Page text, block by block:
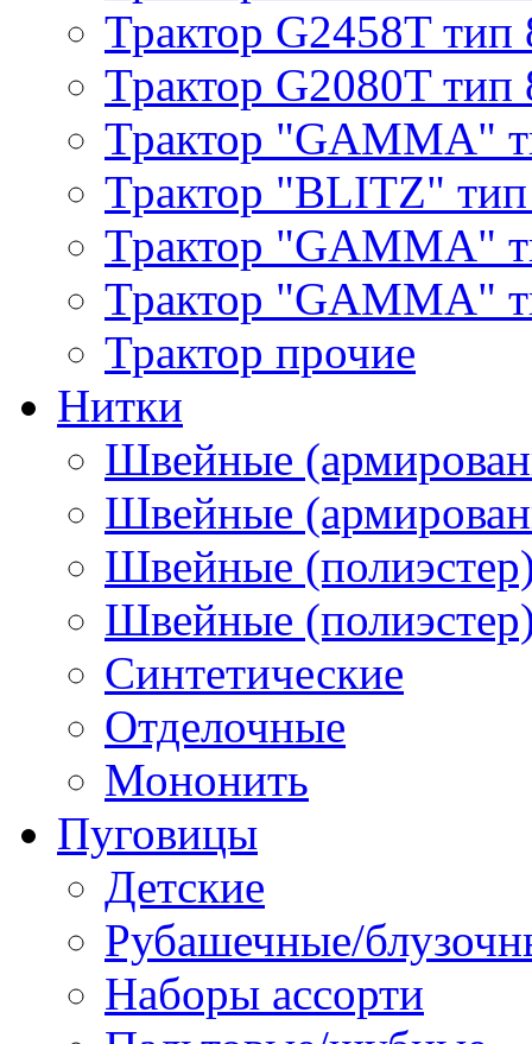
Трактор G2458T тип
Трактор G2080T тип
Трактор "GAMMA"
Трактор "BLITZ"
Трактор "GAMMA"
Трактор "GAMMA"
Трактор прочие
Нитки
Швейные
Швейные
Швейные
Швейные
Синтетические
Отделочные
Мононить
Пуговицы
Детские
Рубашечные/
Наборы ассорти